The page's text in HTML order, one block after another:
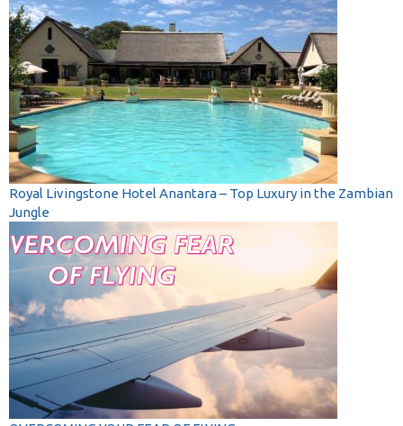
Royal Livingstone Hotel Anantara – Top Luxury in the Zambian
Jungle